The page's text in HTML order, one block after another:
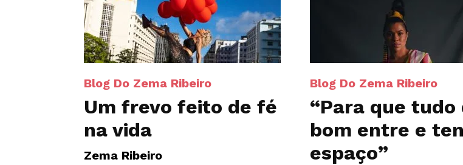
Blog Do Zema Ribeiro
Um frevo feito de fé
na vida
Zema Ribeiro
Blog Do Zema Ribeiro
“Para que tudo
bom entre e
espaço”